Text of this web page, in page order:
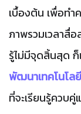
เบื้องต้น เพื่อทำค
ภาพรวมเวลาสื่
รู้ไม่มีจุดสิ้นสุด
พัฒนาเทคโนโล
ที่จะเรียนรู้ควบ